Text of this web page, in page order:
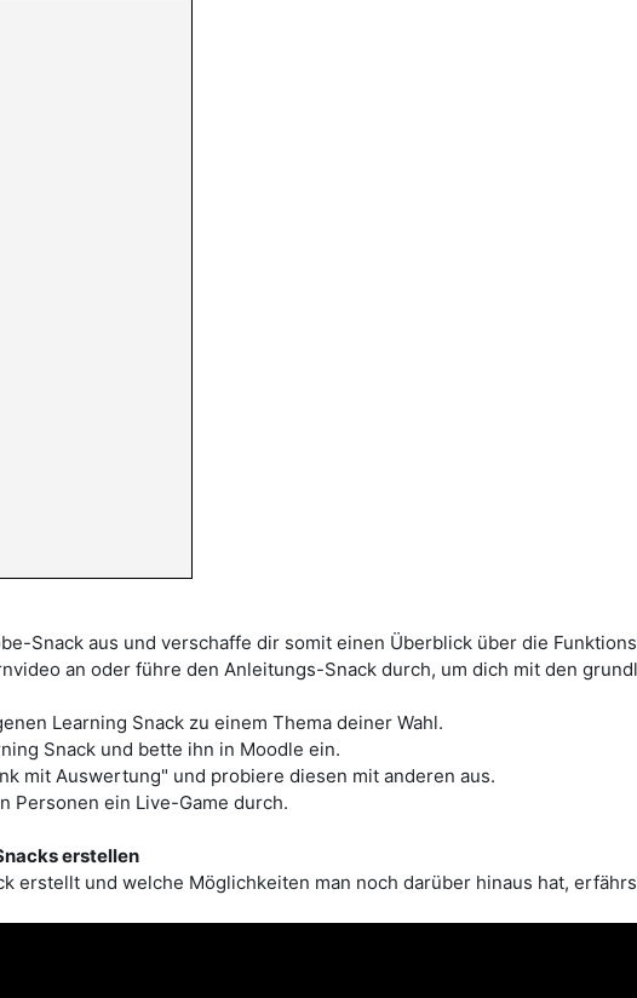
Snack aus und verschaffe dir somit einen Überblick über die
an oder führe den Anleitungs-Snack durch, um dich mit den
Learning Snack zu einem Thema deiner Wahl.
Snack und bette ihn in Moodle ein.
mit Auswertung" und probiere diesen mit anderen aus.
Personen ein Live-Game durch.
erstellen
erstellt und welche Möglichkeiten man noch darüber hinaus hat,